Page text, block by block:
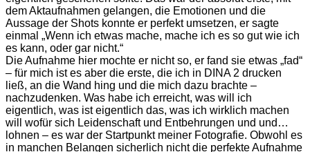
dem Aktaufnahmen gelangen, die Emotionen und die
Aussage der Shots konnte er perfekt umsetzen, er sagte
einmal „Wenn ich etwas mache, mache ich es so gut wie ich
es kann, oder gar nicht.“
Die Aufnahme hier mochte er nicht so, er fand sie etwas „fad“
– für mich ist es aber die erste, die ich in DINA 2 drucken
ließ, an die Wand hing und die mich dazu brachte –
nachzudenken. Was habe ich erreicht, was will ich
eigentlich, was ist eigentlich das, was ich wirklich machen
will wofür sich Leidenschaft und Entbehrungen und und…
lohnen – es war der Startpunkt meiner Fotografie. Obwohl es
in manchen Belangen sicherlich nicht die perfekte Aufnahme